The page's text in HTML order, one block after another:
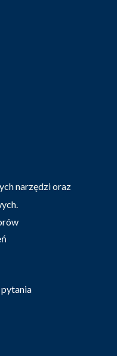
narzędzi oraz
pytania